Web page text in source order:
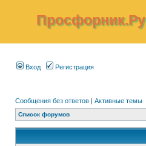
Просфорник.Ру
Вход Регистрация
Сообщения без ответов | Активные темы
Список форумов